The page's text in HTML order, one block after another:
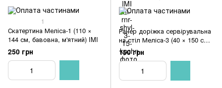
1
Скатертина Меліса-1 (110 ×
144 см, бавовна, м'ятний) IMI
250 грн
Ранер доріжка сервірувальна
на стіл Меліса-3 (40 × 150 см,
бавовна, м'ятний) IMI
150 грн